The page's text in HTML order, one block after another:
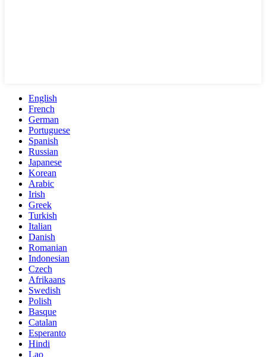
English
French
German
Portuguese
Spanish
Russian
Japanese
Korean
Arabic
Irish
Greek
Turkish
Italian
Danish
Romanian
Indonesian
Czech
Afrikaans
Swedish
Polish
Basque
Catalan
Esperanto
Hindi
Lao